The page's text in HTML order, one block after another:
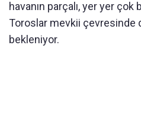
havanın parçalı, yer yer çok
Toroslar mevkii çevresinde
bekleniyor.